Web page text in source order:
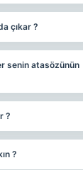
çıkar ?
senin atasözünün
?
?